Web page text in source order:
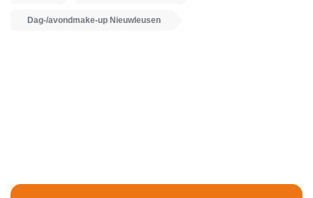
Dag-/avondmake-up Nieuwleusen